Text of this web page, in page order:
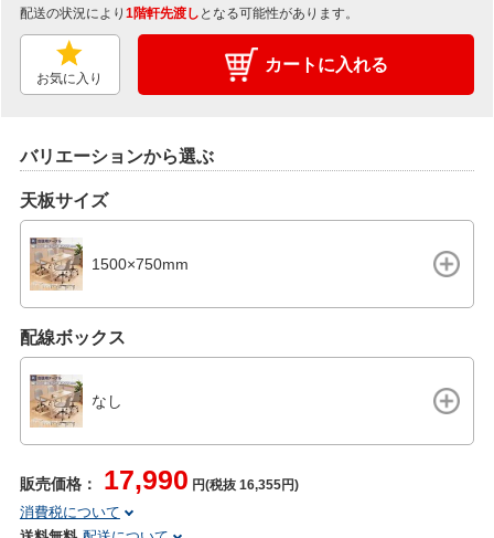
配送の状況により 1階軒先渡し となる可能性があります。
お気に入り
カートに入れる
バリエーションから選ぶ
天板サイズ
1500×750mm
配線ボックス
なし
販売価格： 17,990 円(税抜 16,355円)
消費税について